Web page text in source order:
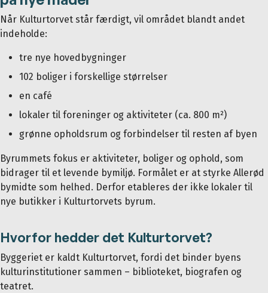
Når Kulturtorvet står færdigt, vil området blandt andet
indeholde:
tre nye hovedbygninger
102 boliger i forskellige størrelser
en café
lokaler til foreninger og aktiviteter (ca. 800 m²)
grønne opholdsrum og forbindelser til resten af byen
Byrummets fokus er aktiviteter, boliger og ophold, som
bidrager til et levende bymiljø. Formålet er at styrke Allerød
bymidte som helhed. Derfor etableres der ikke lokaler til
nye butikker i Kulturtorvets byrum.
Hvorfor hedder det Kulturtorvet?
Byggeriet er kaldt Kulturtorvet, fordi det binder byens
kulturinstitutioner sammen – biblioteket, biografen og
teatret.